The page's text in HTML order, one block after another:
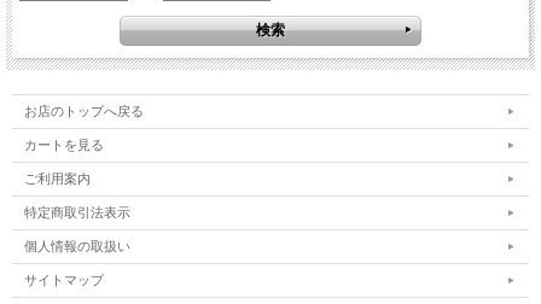
お店のトップへ戻る
カートを見る
ご利用案内
特定商取引法表示
個人情報の取扱い
サイトマップ